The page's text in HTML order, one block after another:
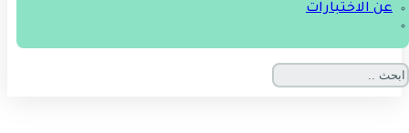
عن الاختبارات